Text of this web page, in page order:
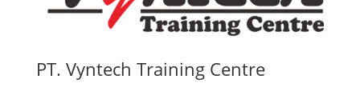
PT. Vyntech Training Centre